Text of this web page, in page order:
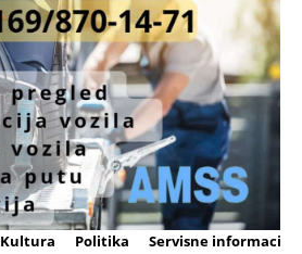
Kultura Politika Servisne informacije